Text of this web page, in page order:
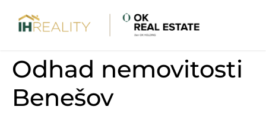
Odhad nemovitosti
Benešov